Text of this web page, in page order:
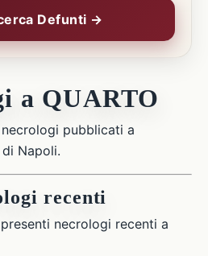
Defunti →
a QUARTO
pubblicati a
Napoli.
recenti
necrologi recenti a